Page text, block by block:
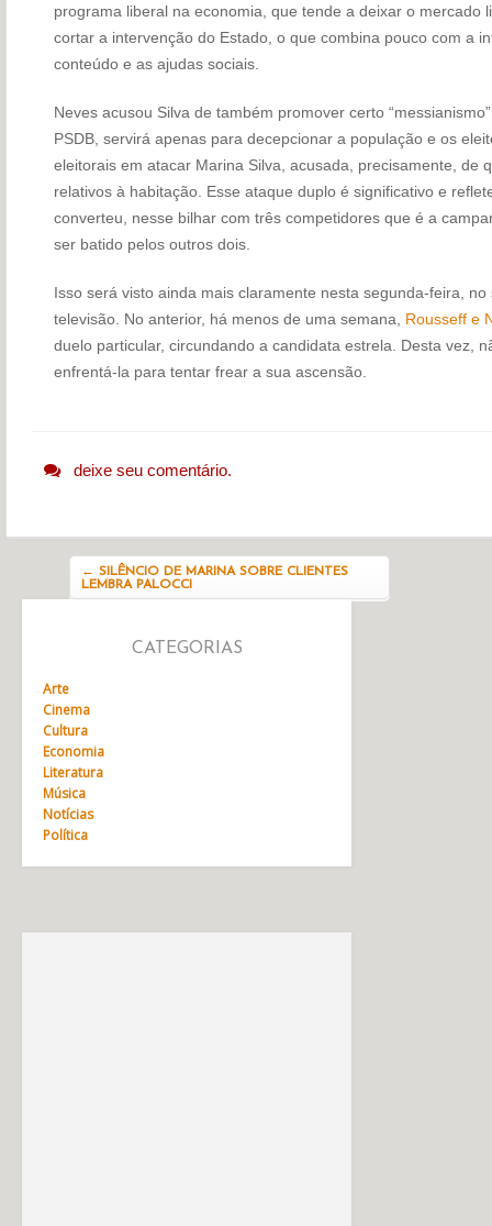
programa liberal na economia, que tende a deixar o mercado
cortar a intervenção do Estado, o que combina pouco com a
conteúdo e as ajudas sociais.
Neves acusou Silva de também promover certo
PSDB, servirá apenas para decepcionar a população e os
eleitorais em atacar Marina Silva, acusada, precisamente, de
relativos à habitação. Esse ataque duplo é significativo e
converteu, nesse bilhar com três competidores que é a
ser batido pelos outros dois.
Isso será visto ainda mais claramente nesta segunda-feira,
televisão. No anterior, há menos de uma semana, Rousseff e
duelo particular, circundando a candidata estrela. Desta vez,
enfrentá-la para tentar frear a sua ascensão.
deixe seu comentário.
← SILÊNCIO DE MARINA SOBRE CLIENTES
LEMBRA PALOCCI
CATEGORIAS
Arte
Cinema
Cultura
Economia
Literatura
Música
Notícias
Política